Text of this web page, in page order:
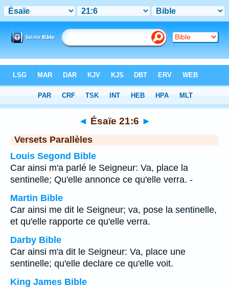
Chapitre 21> Verset 6
◄ Ésaïe 21:6 ►
Versets Parallèles
Louis Segond Bible
Car ainsi m'a parlé le Seigneur: Va, place la
sentinelle; Qu'elle annonce ce qu'elle verra. -
Martin Bible
Car ainsi me dit le Seigneur; va, pose la sentinelle,
et qu'elle rapporte ce qu'elle verra.
Darby Bible
Car ainsi m'a dit le Seigneur: Va, place une
sentinelle; qu'elle declare ce qu'elle voit.
King James Bible